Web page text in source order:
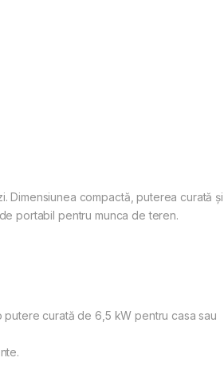
Dimensiunea compactă, puterea curată și
portabil pentru munca de teren.
curată de 6,5 kW pentru casa sau